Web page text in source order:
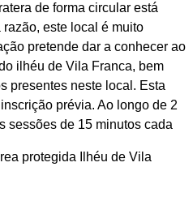
de forma circular está
este local é muito
pretende dar a conhecer ao
ilhéu de Vila Franca, bem
presentes neste local. Esta
prévia. Ao longo de 2
sessões de 15 minutos cada
protegida Ilhéu de Vila